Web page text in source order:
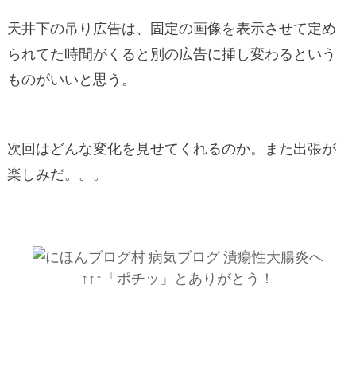
天井下の吊り広告は、固定の画像を表示させて定め
られてた時間がくると別の広告に挿し変わるという
ものがいいと思う。
次回はどんな変化を見せてくれるのか。また出張が
楽しみだ。。。
↑↑↑「ポチッ」とありがとう！